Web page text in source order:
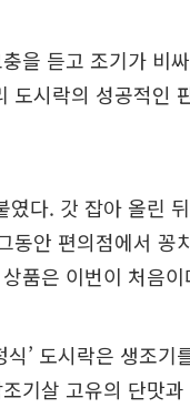
을 듣고 조기가 비
도시락의 성공적인
였다. 갓 잡아 올린
동안 편의점에서 꽁
품은 이번이 처음이
’ 도시락은 생조
기살 고유의 단맛